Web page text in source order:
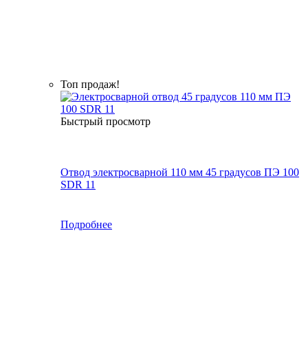
Топ продаж!
Быстрый просмотр
Отвод электросварной 110 мм 45 градусов ПЭ 100
SDR 11
Подробнее